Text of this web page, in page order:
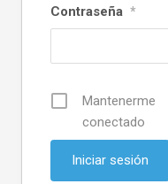
Contraseña *
Mantenerme
conectado